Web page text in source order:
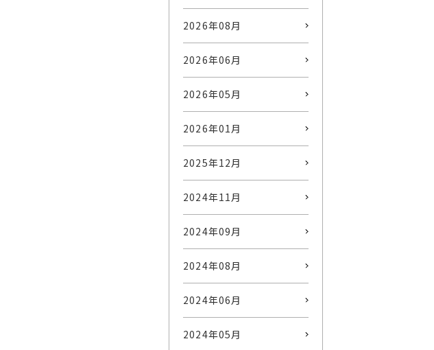
2026年08月
2026年06月
2026年05月
2026年01月
2025年12月
2024年11月
2024年09月
2024年08月
2024年06月
2024年05月